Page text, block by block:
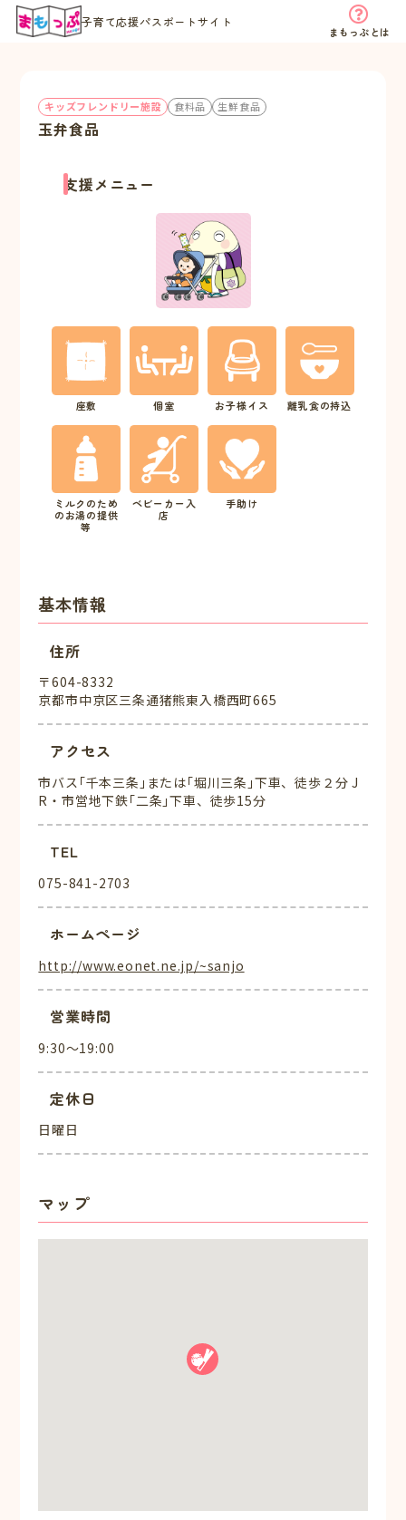
子育て応援パスポートサイト
まもっぷとは
キッズフレンドリー施設 食料品 生鮮食品
玉弁食品
支援メニュー
座敷 個室 お子様イス 離乳食の持込
ミルクのため
のお湯の提供
等
ベビーカー入
店
手助け
基本情報
住所
〒604-8332
京都市中京区三条通猪熊東入橋西町665
アクセス
市バス｢千本三条｣または｢堀川三条｣下車、徒歩２分 J
R・市営地下鉄｢二条｣下車、徒歩15分
TEL
075-841-2703
ホームページ
http://www.eonet.ne.jp/~sanjo
営業時間
9:30～19:00
定休日
日曜日
マップ